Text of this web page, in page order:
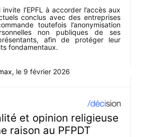
l’EPFL à accorder l’accès aux
conclus avec des entreprises
toutefois l’anonymisation
non publiques de ses
afin de protéger leur
fondamentaux.
, le 9 février 2026
et opinion religieuse
raison au PFPDT